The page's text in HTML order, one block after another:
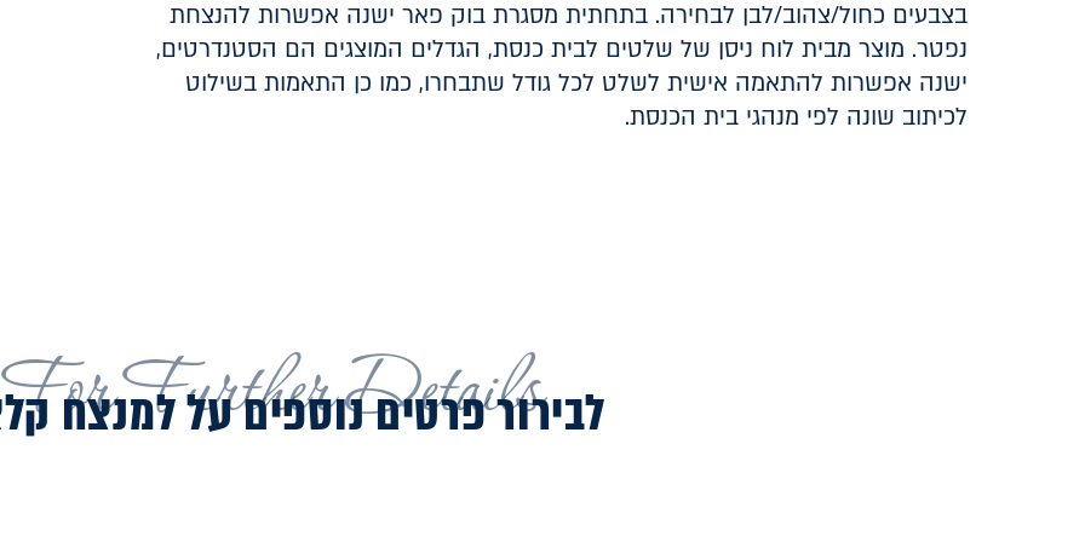
בצבעים כחול/צהוב/לבן לבחירה. בתחתית מסגרת בוק פאר ישנה אפשרות להנצחת
נפטר. מוצר מבית לוח ניסן של שלטים לבית כנסת, הגדלים המוצגים הם הסטנדרטים,
ישנה אפשרות להתאמה אישית לשלט לכל גודל שתבחרו, כמו כן התאמות בשילוט
לכיתוב שונה לפי מנהגי בית הכנסת.
For Further Details
לבירור פרטים נוספים על למנצח